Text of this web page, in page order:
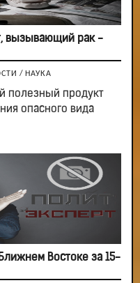
вызывающий рак -
/ НАУКА
полезный продукт
опасного вида
Востоке за 15-